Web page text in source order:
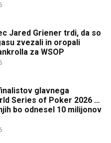
Jared Griener trdi, da so
zvezali in oropali
za WSOP
glavnega
Series of Poker 2026 …
bo odnesel 10 milijonov